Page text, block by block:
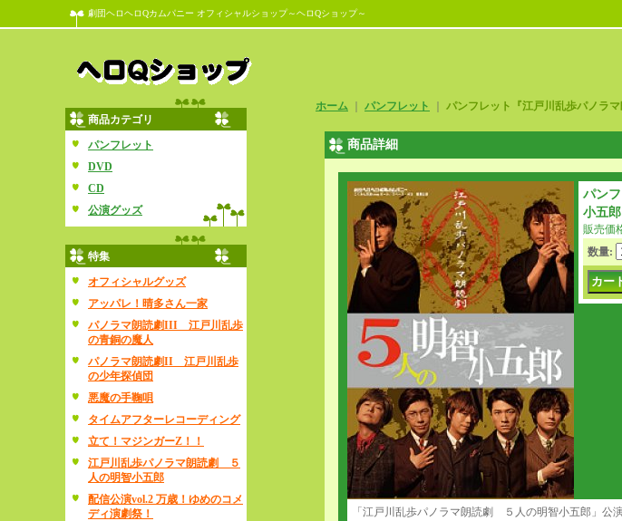
劇団ヘロヘロQカムパニー オフィシャルショップ～ヘロQショップ～
商品カテゴリ
パンフレット
DVD
CD
公演グッズ
特集
オフィシャルグッズ
アッパレ！晴多さん一家
パノラマ朗読劇III 江戸川乱歩
の青銅の魔人
パノラマ朗読劇II 江戸川乱歩
の少年探偵団
悪魔の手鞠唄
タイムアフターレコーディング
立て！マジンガーZ！！
江戸川乱歩パノラマ朗読劇 ５
人の明智小五郎
配信公演vol.2 万歳！ゆめのコメ
ディ演劇祭！
ホーム パンフレット パンフレット『江戸川乱歩パノラ
商品詳細
パン
小五郎
販売価
数量:
「江戸川乱歩パノラマ朗読劇 ５人の明智小五郎」公